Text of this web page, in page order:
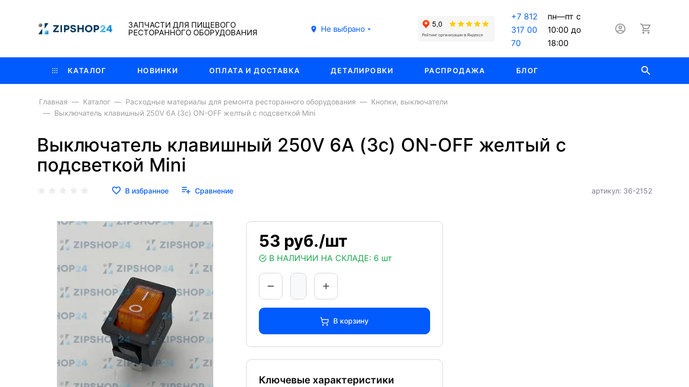
ЗАПЧАСТИ ДЛЯ ПИЩЕВОГО
РЕСТОРАННОГО ОБОРУДОВАНИЯ Не выбрано
+7 812
317 00
70
пн—пт с
10:00 до
18:00
КАТАЛОГ НОВИНКИ ОПЛАТА И ДОСТАВКА ДЕТАЛИРОВКИ РАСПРОДАЖА БЛОГ
Главная Каталог Расходные материалы для ремонта ресторанного оборудования
Кнопки, выключатели
Выключатель клавишный 250V 6А (3с) ON-OFF желтый с подсветкой Mini
Выключатель клавишный 250V 6А (3с) ON-OFF желтый с
подсветкой Mini
артикул: 36-2152
В избранное Сравнение
53 руб./шт
В НАЛИЧИИ НА СКЛАДЕ: 6 шт
В корзину
Ключевые характеристики